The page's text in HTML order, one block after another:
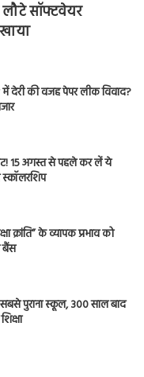
लौटे सॉफ्टवेयर
देरी की वजह पेपर लीक विवाद?
15 अगस्त से पहले कर लें ये
क्रांति” के व्यापक प्रभाव को
बैंस
पुराना स्कूल, 300 साल बाद